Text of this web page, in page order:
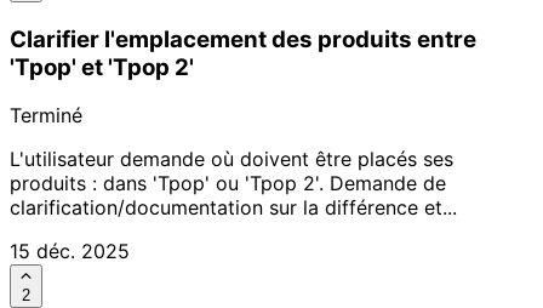
Clarifier l'emplacement des produits entre
'Tpop' et 'Tpop 2'
Terminé
L'utilisateur demande où doivent être placés ses
produits : dans 'Tpop' ou 'Tpop 2'. Demande de
clarification/documentation sur la différence et...
15 déc. 2025
2